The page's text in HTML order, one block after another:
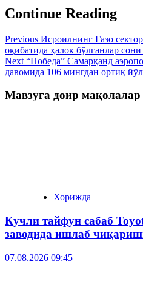
Continue Reading
Previous Исроилнинг Ғазо
оқибатида ҳалок бўлганлар
Next “Победа” Самарқанд
давомида 106 мингдан ортиқ
Мавзуга доир мақолалар
Хорижда
Кучли тайфун сабаб
заводида ишлаб
07.08.2026 09:45